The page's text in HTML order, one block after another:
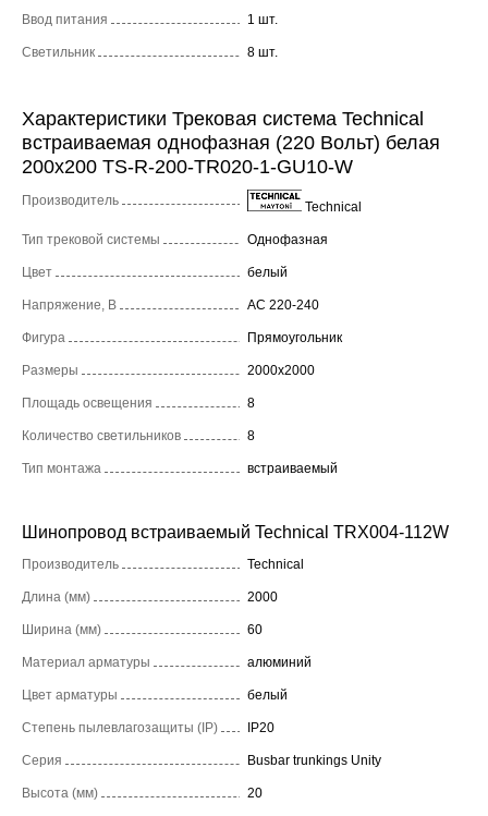
Ввод питания 1 шт.
Светильник 8 шт.
Характеристики Трековая система Technical
встраиваемая однофазная (220 Вольт) белая
200x200 TS-R-200-TR020-1-GU10-W
Производитель Technical
Тип трековой системы Однофазная
Цвет белый
Напряжение, В AC 220-240
Фигура Прямоугольник
Размеры 2000x2000
Площадь освещения 8
Количество светильников 8
Тип монтажа встраиваемый
Шинопровод встраиваемый Technical TRX004-112W
Производитель Technical
Длина (мм) 2000
Ширина (мм) 60
Материал арматуры алюминий
Цвет арматуры белый
Степень пылевлагозащиты (IP) IP20
Серия Busbar trunkings Unity
Высота (мм) 20